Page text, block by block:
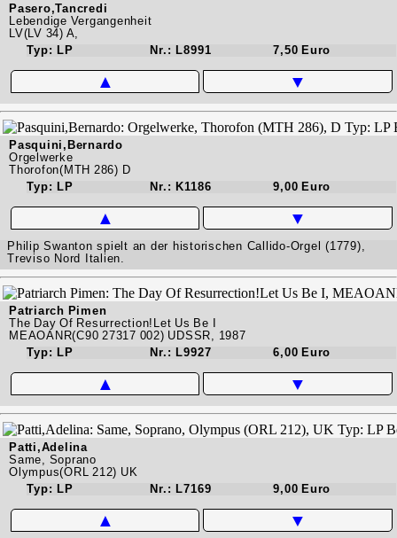
Pasero,Tancredi
Lebendige Vergangenheit
LV(LV 34) A,
Typ: LP
Nr.: L8991 7,50 Euro
▲ ▼
Pasquini,Bernardo
Orgelwerke
Thorofon(MTH 286) D
Typ: LP
Nr.: K1186 9,00 Euro
▲ ▼
Philip Swanton spielt an der historischen Callido-Orgel (1779),
Treviso Nord Italien.
Patriarch Pimen
The Day Of Resurrection!Let Us Be I
MEAOANR(C90 27317 002) UDSSR, 1987
Typ: LP
Nr.: L9927 6,00 Euro
▲ ▼
Patti,Adelina
Same, Soprano
Olympus(ORL 212) UK
Typ: LP
Nr.: L7169 9,00 Euro
▲ ▼